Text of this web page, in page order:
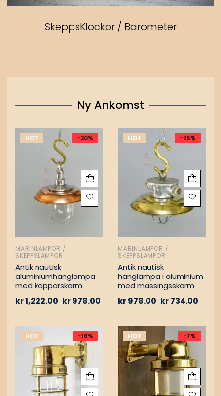
SkeppsKlockor / Barometer
Ny Ankomst
HOT -20%
MARINLAMPOR /
SKEPPSLAMPOR
Antik nautisk
aluminiumhänglampa
med kopparskärm
kr1,222.00 kr978.00
HOT -25%
MARINLAMPOR /
SKEPPSLAMPOR
Antik nautisk
hänglampa i aluminium
med mässingsskärm
kr978.00 kr734.00
HOT -16% HOT -7%